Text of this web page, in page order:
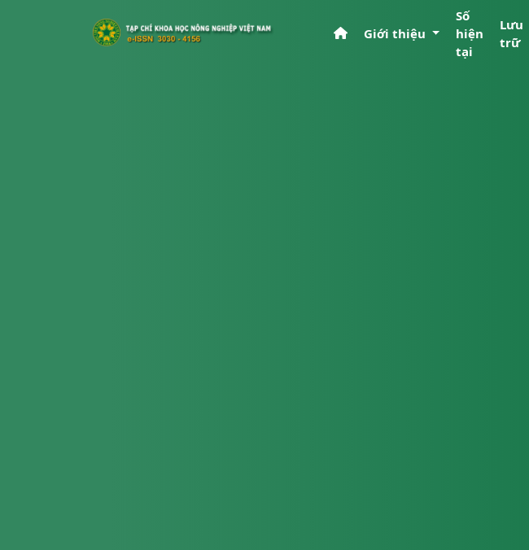
Giới thiệu
Số
hiện
tại
Lưu
trữ